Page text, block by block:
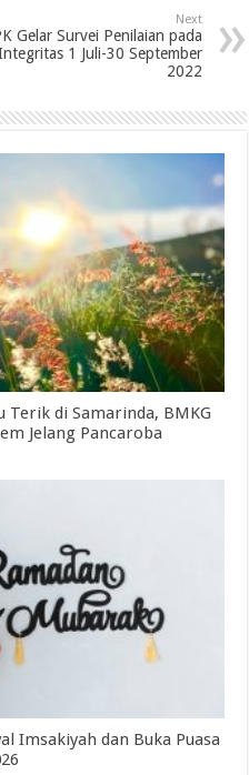
Next
Gelar Survei Penilaian pada
1 Juli-30 September
2022
Terik di Samarinda, BMKG
Jelang Pancaroba
Imsakiyah dan Buka Puasa